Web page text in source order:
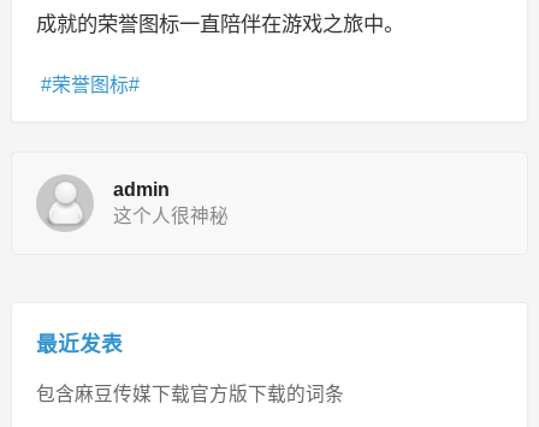
成就的荣誉图标一直陪伴在游戏之旅中。
荣誉图标
admin
这个人很神秘
最近发表
包含麻豆传媒下载官方版下载的词条